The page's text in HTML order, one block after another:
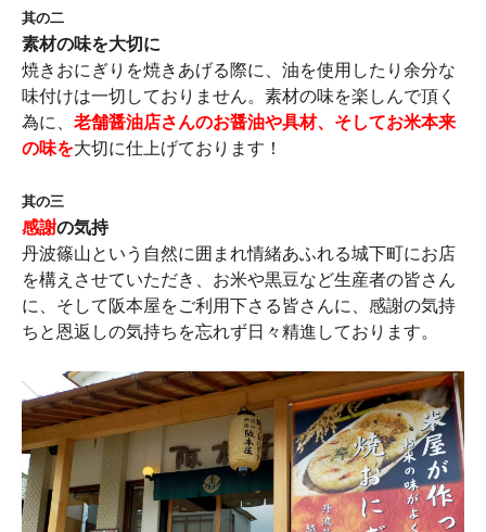
其の二
素材の味を大切に
焼きおにぎりを焼きあげる際に、油を使用したり余分な
味付けは一切しておりません。素材の味を楽しんで頂く
為に、 老舗醤油店さんのお醤油や具材、そしてお米本来
の味を大切に仕上げております！
其の三
感謝の気持
丹波篠山という自然に囲まれ情緒あふれる城下町にお店
を構えさせていただき、お米や黒豆など生産者の皆さん
に、そして阪本屋をご利用下さる皆さんに、感謝の気持
ちと恩返しの気持ちを忘れず日々精進しております。